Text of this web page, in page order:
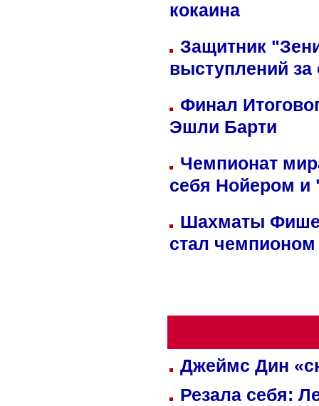
кокаина
Защитник
выступлений
Финал
Эшли Барти
Чемпионат
себя Нойером и
Шахматы
стал
Джеймс Дин
Резала себя: